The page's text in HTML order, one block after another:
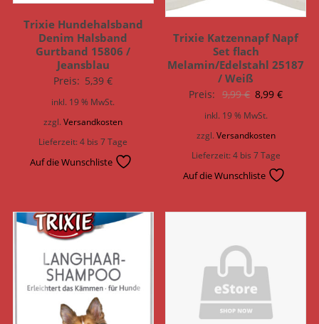
Trixie Hundehalsband
Denim Halsband
Gurtband 15806 /
Jeansblau
Preis: 5,39€
inkl. 19 % MwSt.
zzgl.Versandkosten
Lieferzeit:4 bis 7 Tage
Auf die Wunschliste
Trixie Katzennapf Napf
Set flach
Melamin/Edelstahl 25187
/ Weiß
Preis: 9,99€
Preis
8,99€
inkl. 19 % MwSt.
zzgl. Versandkosten
Lieferzeit:4 bis 7 Tage
Auf die Wunschliste